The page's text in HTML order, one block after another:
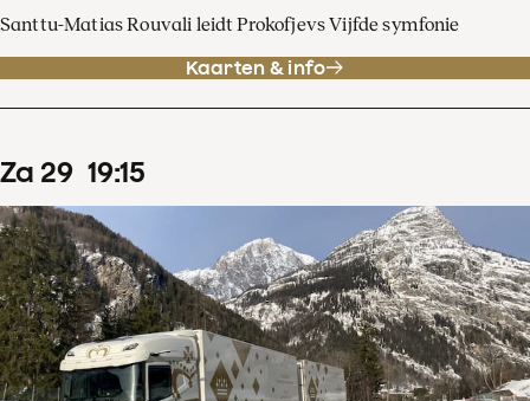
Santtu-Matias Rouvali leidt Prokofjevs Vijfde symfonie
Kaarten & info
za 29 19:15